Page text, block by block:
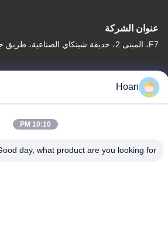
عنوان الشركة
عنوان المصنع
Hoan
10:10 PM
Good day, what product are you looking for?